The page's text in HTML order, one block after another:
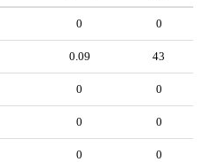
0 0
0.09 43
0 0
0 0
0 0